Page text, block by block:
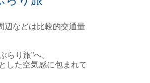
辺などは比較的交通量
り旅”へ。
した空気感に包まれて